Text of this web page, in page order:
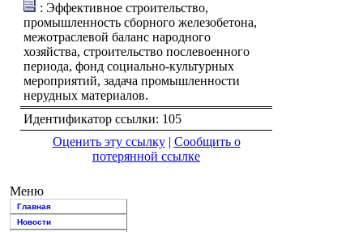
: Эффективное строительство,
промышленность сборного железобетона,
межотраслевой баланс народного
хозяйства, строительство послевоенного
периода, фонд социально-культурных
мероприятий, задача промышленности
нерудных материалов.
Идентификатор ссылки: 105
Оценить эту ссылку| Сообщить о
потерянной ссылке
Меню
Главная
Новости